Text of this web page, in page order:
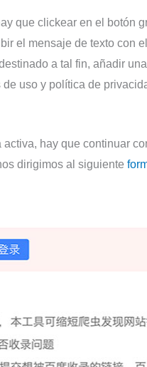
que clickear en el botón
el mensaje de texto con
a tal fin, añadir
uso y política de
hay que continuar
dirigimos al siguiente